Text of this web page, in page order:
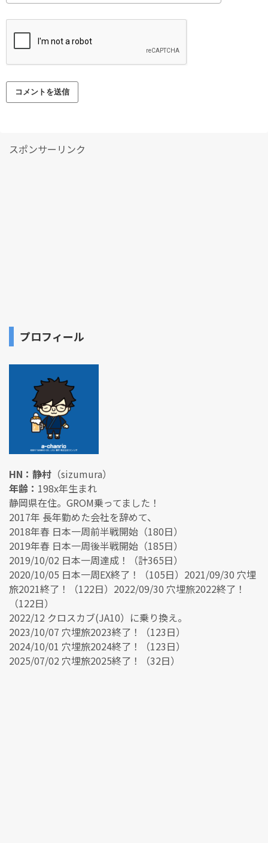
スポンサーリンク
プロフィール
HN：静村 （sizumura）
年齢： 198x年生まれ
静岡県在住。GROM乗ってました！
2017年 長年勤めた会社を辞めて、
2018年春 日本一周前半戦開始（180日）
2019年春 日本一周後半戦開始（185日）
2019/10/02 日本一周達成！（計365日）
2020/10/05 日本一周EX終了！（105日）2021/09/30 穴埋
旅2021終了！（122日）2022/09/30 穴埋旅2022終了！
（122日）
2022/12 クロスカブ(JA10）に乗り換え。
2023/10/07 穴埋旅2023終了！（123日）
2024/10/01 穴埋旅2024終了！（123日）
2025/07/02 穴埋旅2025終了！（32日）